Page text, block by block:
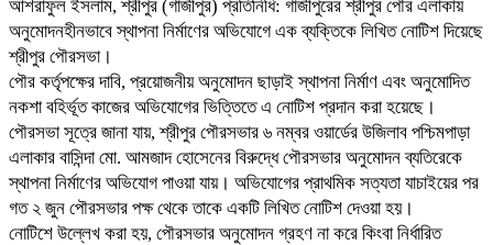
আশরাফুল ইসলাম, শ্রীপুর (গাজীপুর) প্রতিনিধি: গাজীপুরের শ্রীপুর পৌর এলাকায়
অনুমোদনহীনভাবে স্থাপনা নির্মাণের অভিযোগে এক ব্যক্তিকে লিখিত নোটিশ দিয়েছে
শ্রীপুর পৌরসভা।
পৌর কর্তৃপক্ষের দাবি, প্রয়োজনীয় অনুমোদন ছাড়াই স্থাপনা নির্মাণ এবং অনুমোদিত
নকশা বহির্ভূত কাজের অভিযোগের ভিত্তিতে এ নোটিশ প্রদান করা হয়েছে।
পৌরসভা সূত্রে জানা যায়, শ্রীপুর পৌরসভার ৬ নম্বর ওয়ার্ডের উজিলাব পশ্চিমপাড়া
এলাকার বাসিন্দা মো. আমজাদ হোসেনের বিরুদ্ধে পৌরসভার অনুমোদন ব্যতিরেকে
স্থাপনা নির্মাণের অভিযোগ পাওয়া যায়। অভিযোগের প্রাথমিক সত্যতা যাচাইয়ের পর
গত ২ জুন পৌরসভার পক্ষ থেকে তাকে একটি লিখিত নোটিশ দেওয়া হয়।
নোটিশে উল্লেখ করা হয়, পৌরসভার অনুমোদন গ্রহণ না করে কিংবা নির্ধারিত